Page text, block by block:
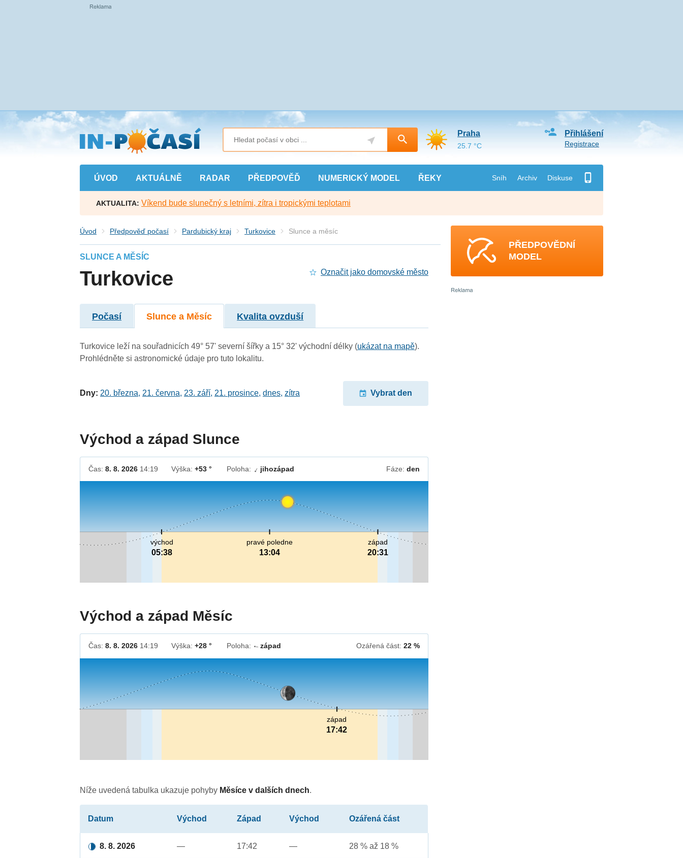
Přejít
na
hlavní
obsah
ÚVOD AKTUÁLNĚ RADAR PŘEDPOVĚĎ NUMERICKÝ MODEL ŘEKY Sníh Archiv Diskuse
Přihlášení
Registrace
Praha
25.7 °C
AKTUALITA: Víkend bude slunečný s letními, zítra i tropickými teplotami
Úvod Předpověď počasí Pardubický kraj Turkovice Slunce a měsíc
SLUNCE A MĚSÍC
Turkovice Označit jako domovské město
Počasí Slunce a Měsíc Kvalita ovzduší
Turkovice leží na souřadnicích 49° 57' severní šířky a 15° 32' východní délky (ukázat na mapě).
Prohlédněte si astronomické údaje pro tuto lokalitu.
Dny: 20. března, 21. června, 23. září, 21. prosince,dnes,zítra Vybrat den
Východ a západ Slunce
Čas:8. 8. 2026 14:19 Výška:+53 ° Poloha: ↓ jihozápad Fáze: den
pravé poledne
13:04
východ
05:38
západ
20:31
Východ a západ Měsíc
Čas:8. 8. 2026 14:19 Výška:+28 ° Poloha: ↓západ Ozářená část: 22 %
západ
17:42
Níže uvedená tabulka ukazuje pohyby Měsíce v dalších dnech.
Datum Východ Západ Východ Ozářená část
8. 8. 2026 — 17:42 — 28 % až 18 %
PŘEDPOVĚDNÍ
MODEL